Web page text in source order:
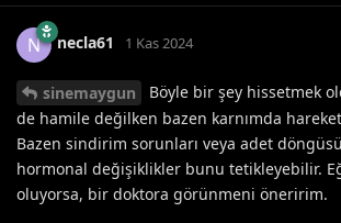
N necla61 1 Kas 2024
sinemaygun
Böyle bir şey hissetmek
de hamile değilken bazen karnımda
Bazen sindirim sorunları veya adet
hormonal değişiklikler bunu tetikleyebilir.
oluyorsa, bir doktora görünmeni öneririm.